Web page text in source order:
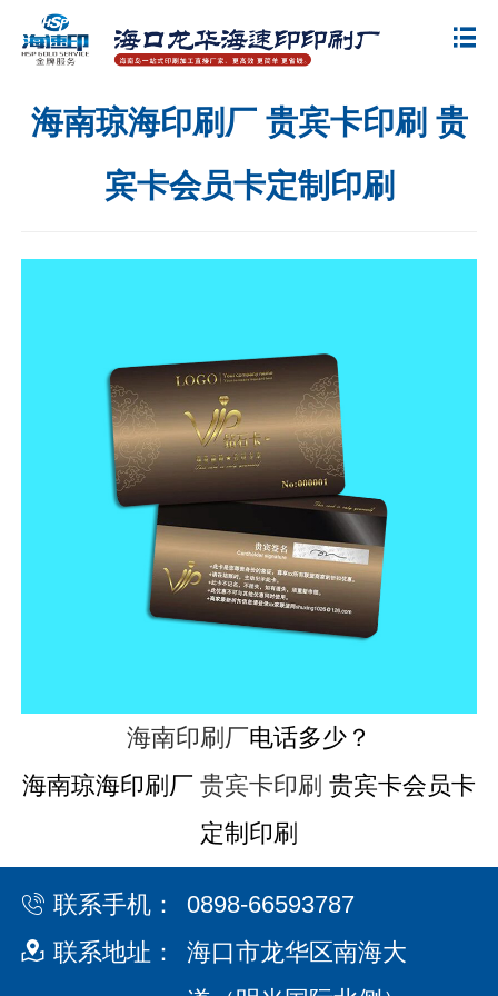
海南琼海印刷厂 贵宾卡印刷 贵
宾卡会员卡定制印刷
海南印刷厂电话多少？
海南琼海印刷厂 贵宾卡印刷 贵宾卡会员卡
定制印刷
联系手机：
0898-66593787
联系地址：
海口市龙华区南海大